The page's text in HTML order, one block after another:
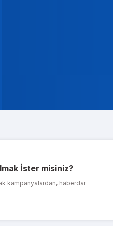
1 sene önce aldığım t600
İster misiniz?
kampanyalardan, haberdar